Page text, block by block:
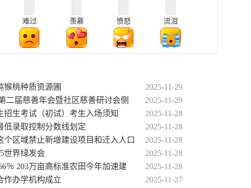
难过 羡慕 愤怒 流泪
猴桃种质资源圃
2025-11-29
二届慈善年会暨社区慈善研讨会侧
2025-11-29
招生考试（初试）考生入场须知
2025-11-28
低录取控制分数线划定
2025-11-28
个区域禁止新增建设项目和迁入人口
2025-11-28
世界绿发会
2025-11-28
％ 203万亩高标准农田今年加速建
2025-11-28
作办学机构成立
2025-11-27